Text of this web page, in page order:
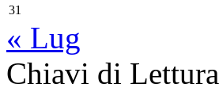
31
« Lug
Chiavi di Lettura